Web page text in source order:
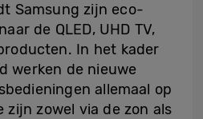
Samsung zijn eco-
de QLED, UHD TV,
In het kader
werken de nieuwe
allemaal op
zijn zowel via de zon als